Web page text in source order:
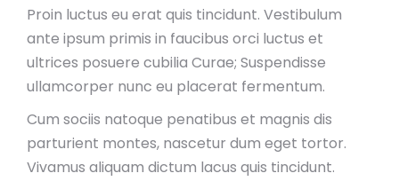
Proin luctus eu erat quis tincidunt. Vestibulum
ante ipsum primis in faucibus orci luctus et
ultrices posuere cubilia Curae; Suspendisse
ullamcorper nunc eu placerat fermentum.
Cum sociis natoque penatibus et magnis dis
parturient montes, nascetur dum eget tortor.
Vivamus aliquam dictum lacus quis tincidunt.